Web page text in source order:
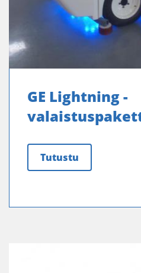
GE Lightning -
Tutustu